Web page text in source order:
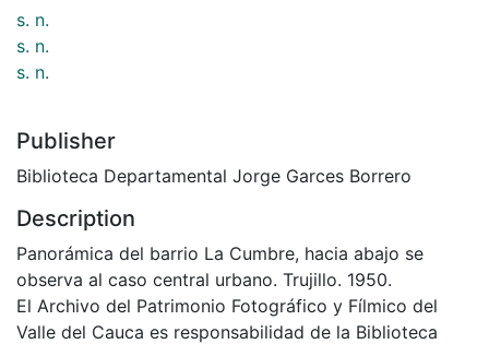
s. n.
s. n.
s. n.
Publisher
Biblioteca Departamental Jorge Garces Borrero
Description
Panorámica del barrio La Cumbre, hacia abajo se
observa al caso central urbano. Trujillo. 1950.
El Archivo del Patrimonio Fotográfico y Fílmico del
Valle del Cauca es responsabilidad de la Biblioteca